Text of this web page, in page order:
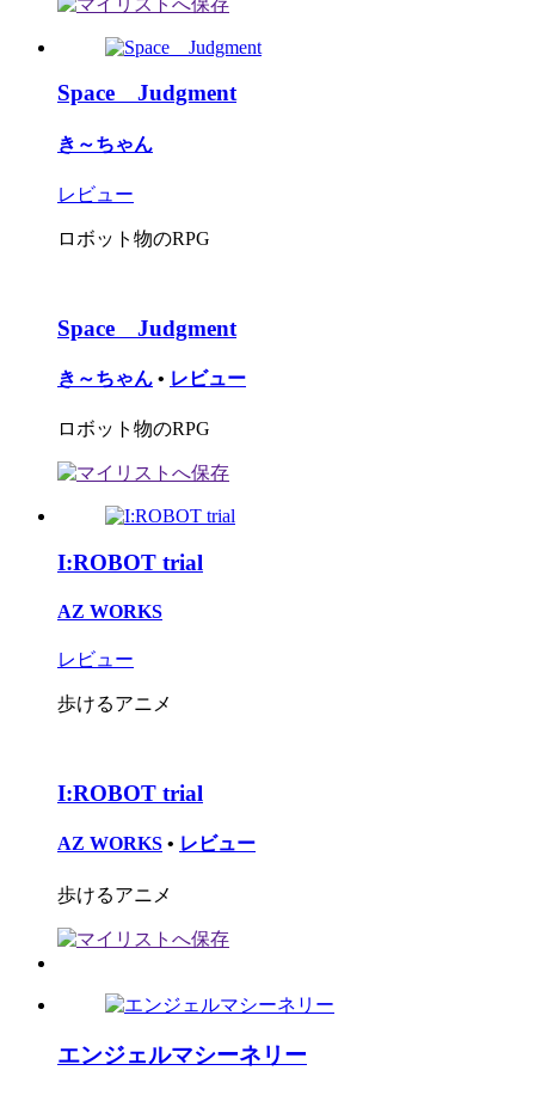
Space Judgment
き～ちゃん
レビュー
ロボット物のRPG
Space Judgment
き～ちゃん • レビュー
ロボット物のRPG
I:ROBOT trial
AZ WORKS
レビュー
歩けるアニメ
I:ROBOT trial
AZ WORKS • レビュー
歩けるアニメ
エンジェルマシーネリー